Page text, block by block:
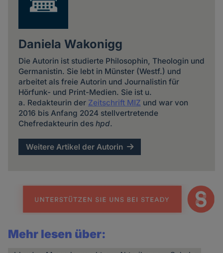
Daniela Wakonigg
Die Autorin ist studierte Philosophin, Theologin und
Germanistin. Sie lebt in Münster (Westf.) und
arbeitet als freie Autorin und Journalistin für
Hörfunk- und Print-Medien. Sie ist u.
a. Redakteurin der Zeitschrift MIZ und war von
2016 bis Anfang 2024 stellvertretende
Chefredakteurin des hpd.
Weitere Artikel der Autorin
Mehr lesen über: